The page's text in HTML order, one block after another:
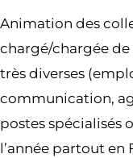
Animation des
chargé/chargée
très diverses
communication,
postes spécialisés
l’année partout en